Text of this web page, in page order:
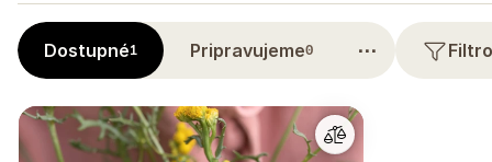
Dostupné1 Pripravujeme0 ⋯